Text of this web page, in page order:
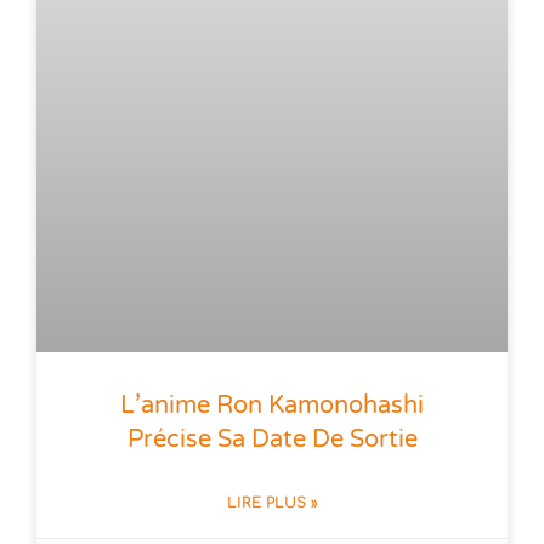
L’anime Ron Kamonohashi
Précise Sa Date De Sortie
LIRE PLUS »